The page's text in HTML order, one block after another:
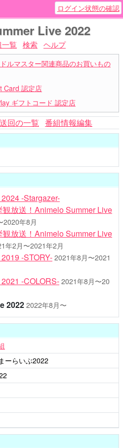
ログイン状態の確認
Live 2022
覧 検索 ヘルプ
ルマスター関連商品のお買いもの
Card 認定店
ギフトコード 認定店
回の一覧 番組情報編集
-Stargazer-
放送！Animelo Summer Live
2020年8月
放送！Animelo Summer Live
年2月〜2021年2月
-STORY- 2021年8月〜2021
-COLORS- 2021年8月〜20
2022 2022年8月〜
ーらいぶ2022